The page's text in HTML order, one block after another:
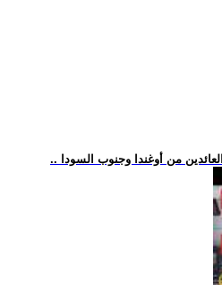
من أوغندا وجنوب السودا